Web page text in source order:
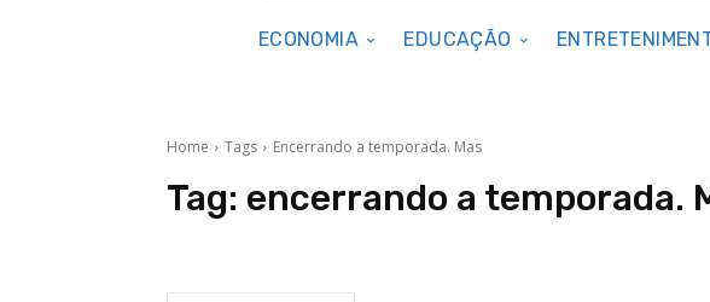
ECONOMIA EDUCAÇÃO
Home Tags Encerrando a temporada. Mas
Tag: encerrando a temporada.